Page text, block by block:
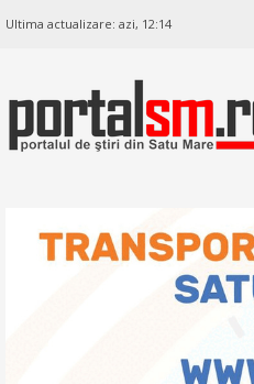
Ultima actualizare: azi, 12:14